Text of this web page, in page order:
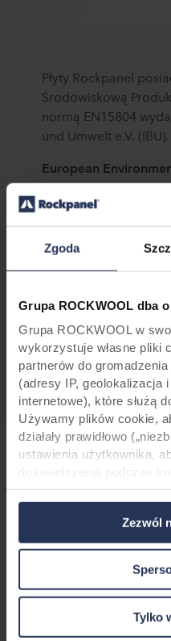
Zgoda
Grupa ROCKWOOL dba
Grupa ROCKWOOL w
wykorzystuje własne pliki
partnerów do
(adresy IP, geolokalizacja
internetowe), które służą
Używamy plików cookie,
działały prawidłowo
ustawienia użytkownika,
(„funkcjonalne”),
optymalizacji witryn
ukierunkowujemy nasze
społecznościowych i
naszych stronach
korzystaniu z naszych
ujawniane naszym
społecznościowymi,
Zezwól
Tylko
Płyty Rockpanel
Środowiskową
normą EN15804
und Umwelt e.V. (IBU).
European
>Rockpanel A2 8 mm
>Rockpanel A2 9 mm
>Rockpanel
>Rockpanel Durable
> Rockpanel Natural
Certyfikaty ISO
The Rockpanel
ISO 9001:2008 and
Certificate of
Certificate of